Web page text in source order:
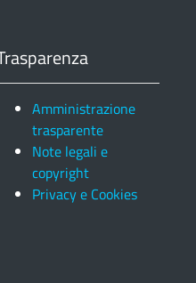
Amministrazione
trasparente
Note legali e
copyright
Privacy e Cookies